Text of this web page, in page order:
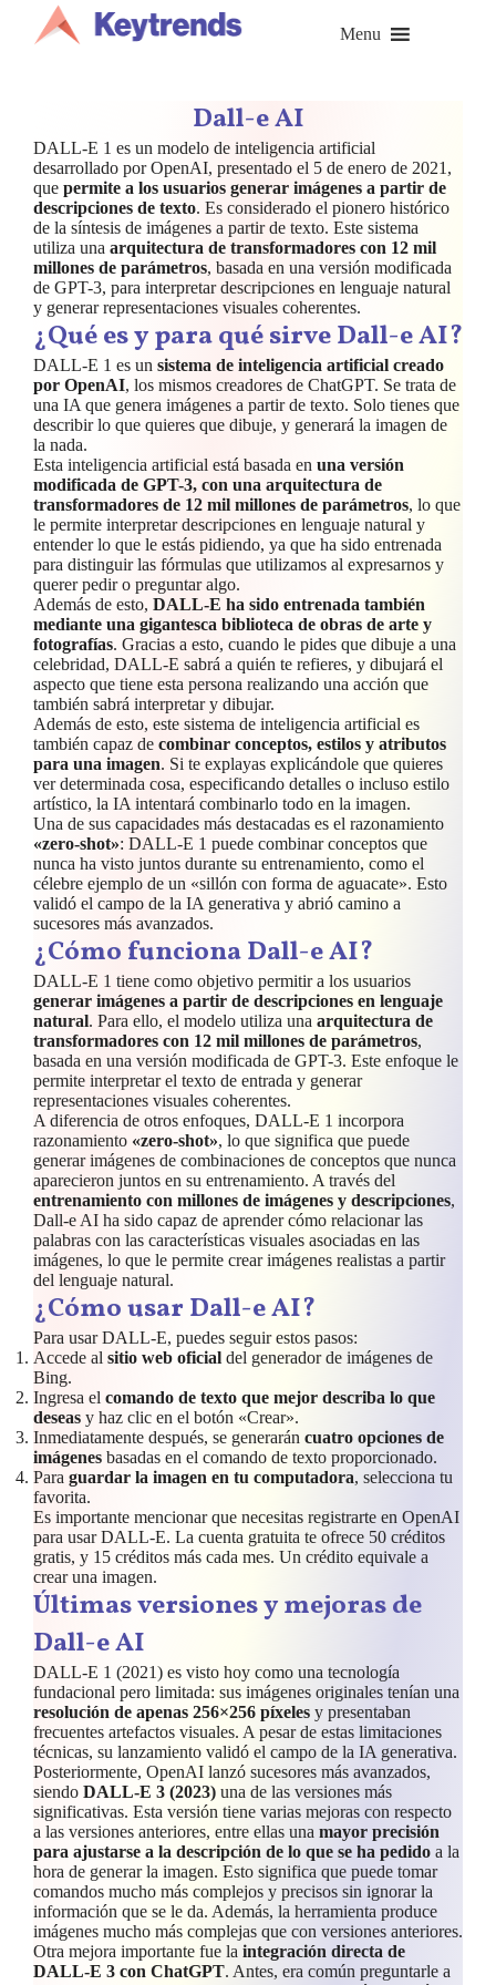
contenido
Menu
Dall-e AI
DALL-E 1 es un modelo de inteligencia artificial
desarrollado por OpenAI, presentado el 5 de enero de 2021,
que permite a los usuarios generar imágenes a partir de
descripciones de texto. Es considerado el pionero histórico
de la síntesis de imágenes a partir de texto. Este sistema
utiliza una arquitectura de transformadores con 12 mil
millones de parámetros, basada en una versión modificada
de GPT-3, para interpretar descripciones en lenguaje natural
y generar representaciones visuales coherentes.
¿Qué es y para qué sirve Dall-e AI?
DALL-E 1 es un sistema de inteligencia artificial creado
por OpenAI, los mismos creadores de ChatGPT. Se trata de
una IA que genera imágenes a partir de texto. Solo tienes que
describir lo que quieres que dibuje, y generará la imagen de
la nada.
Esta inteligencia artificial está basada en una versión
modificada de GPT-3, con una arquitectura de
transformadores de 12 mil millones de parámetros, lo que
le permite interpretar descripciones en lenguaje natural y
entender lo que le estás pidiendo, ya que ha sido entrenada
para distinguir las fórmulas que utilizamos al expresarnos y
querer pedir o preguntar algo.
Además de esto, DALL-E ha sido entrenada también
mediante una gigantesca biblioteca de obras de arte y
fotografías. Gracias a esto, cuando le pides que dibuje a una
celebridad, DALL-E sabrá a quién te refieres, y dibujará el
aspecto que tiene esta persona realizando una acción que
también sabrá interpretar y dibujar.
Además de esto, este sistema de inteligencia artificial es
también capaz de combinar conceptos, estilos y atributos
para una imagen. Si te explayas explicándole que quieres
ver determinada cosa, especificando detalles o incluso estilo
artístico, la IA intentará combinarlo todo en la imagen.
Una de sus capacidades más destacadas es el razonamiento
«zero-shot»: DALL-E 1 puede combinar conceptos que
nunca ha visto juntos durante su entrenamiento, como el
célebre ejemplo de un «sillón con forma de aguacate». Esto
validó el campo de la IA generativa y abrió camino a
sucesores más avanzados.
¿Cómo funciona Dall-e AI?
DALL-E 1 tiene como objetivo permitir a los usuarios
generar imágenes a partir de descripciones en lenguaje
natural. Para ello, el modelo utiliza una arquitectura de
transformadores con 12 mil millones de parámetros,
basada en una versión modificada de GPT-3. Este enfoque le
permite interpretar el texto de entrada y generar
representaciones visuales coherentes.
A diferencia de otros enfoques, DALL-E 1 incorpora
razonamiento «zero-shot», lo que significa que puede
generar imágenes de combinaciones de conceptos que nunca
aparecieron juntos en su entrenamiento. A través del
entrenamiento con millones de imágenes y descripciones,
Dall-e AI ha sido capaz de aprender cómo relacionar las
palabras con las características visuales asociadas en las
imágenes, lo que le permite crear imágenes realistas a partir
del lenguaje natural.
¿Cómo usar Dall-e AI?
Para usar DALL-E, puedes seguir estos pasos:
Accede al sitio web oficial del generador de imágenes de
Bing.
Ingresa el comando de texto que mejor describa lo que
deseas y haz clic en el botón «Crear».
Inmediatamente después, se generarán cuatro opciones de
imágenes basadas en el comando de texto proporcionado.
Para guardar la imagen en tu computadora, selecciona tu
favorita.
Es importante mencionar que necesitas registrarte en OpenAI
para usar DALL-E. La cuenta gratuita te ofrece 50 créditos
gratis, y 15 créditos más cada mes. Un crédito equivale a
crear una imagen.
Últimas versiones y mejoras de
Dall-e AI
DALL-E 1 (2021) es visto hoy como una tecnología
fundacional pero limitada: sus imágenes originales tenían una
resolución de apenas 256×256 píxeles y presentaban
frecuentes artefactos visuales. A pesar de estas limitaciones
técnicas, su lanzamiento validó el campo de la IA generativa.
Posteriormente, OpenAI lanzó sucesores más avanzados,
siendo DALL-E 3 (2023) una de las versiones más
significativas. Esta versión tiene varias mejoras con respecto
a las versiones anteriores, entre ellas una mayor precisión
para ajustarse a la descripción de lo que se ha pedido a la
hora de generar la imagen. Esto significa que puede tomar
comandos mucho más complejos y precisos sin ignorar la
información que se le da. Además, la herramienta produce
imágenes mucho más complejas que con versiones anteriores.
Otra mejora importante fue la integración directa de
DALL-E 3 con ChatGPT. Antes, era común preguntarle a